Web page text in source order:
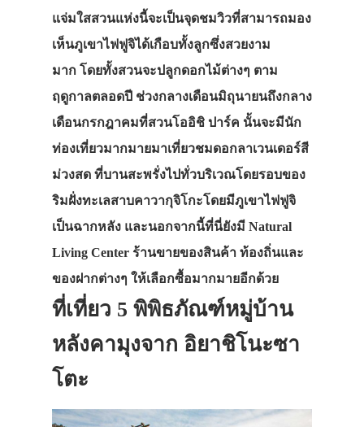
แจ่มใสสวนแห่งนี้จะเป็นจุดชมวิวที่สามารถมอง
เห็นภูเขาไฟฟูจิได้เกือบทั้งลูกซึ่งสวยงาม
มาก โดยทั้งสวนจะปลูกดอกไม้ต่างๆ ตาม
ฤดูกาลตลอดปี ช่วงกลางเดือนมิถุนายนถึงกลาง
เดือนกรกฎาคมที่สวนโออิชิ ปาร์ค นั้นจะมีนัก
ท่องเที่ยวมากมายมาเที่ยวชมดอกลาเวนเดอร์สี
ม่วงสด ที่บานสะพรั่งไปทั่วบริเวณโดยรอบของ
ริมฝั่งทะเลสาบคาวากุจิโกะโดยมีภูเขาไฟฟูจิ
เป็นฉากหลัง และนอกจากนี้ที่นี่ยังมี Natural
Living Center ร้านขายของสินค้า ท้องถิ่นและ
ของฝากต่างๆ ให้เลือกซื้อมากมายอีกด้วย
ที่เที่ยว 5 พิพิธภัณฑ์หมู่บ้าน
หลังคามุงจาก อิยาชิโนะซา
โตะ